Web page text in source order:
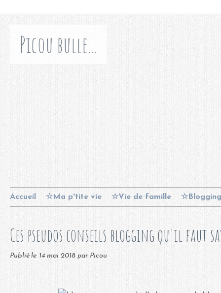
Picou bulle...
Accueil ☆Ma p'tite vie ☆Vie de famille ☆Blogging
Ces pseudos conseils blogging qu'il faut
Publié le 14 mai 2018 par Picou